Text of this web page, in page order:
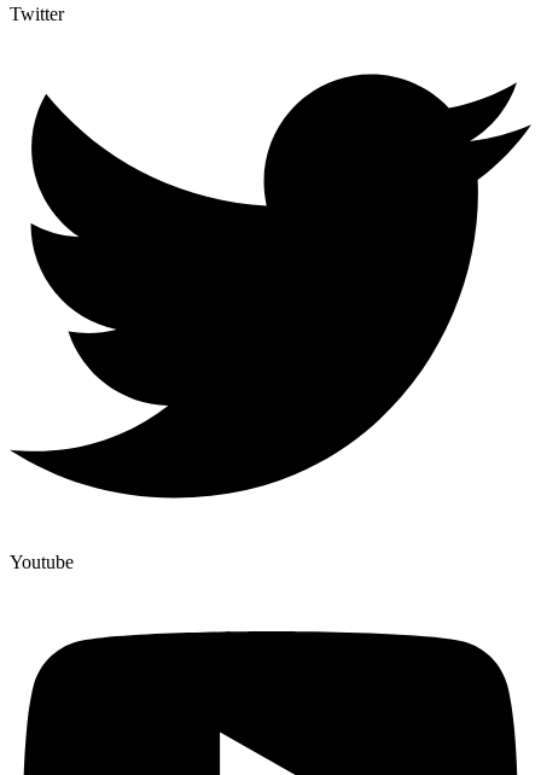
Twitter
Youtube